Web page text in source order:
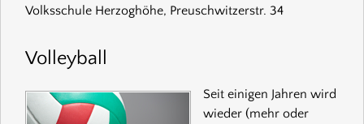
Volksschule Herzoghöhe, Preuschwitzerstr. 34
Volleyball
Seit einigen Jahren wird
wieder (mehr oder